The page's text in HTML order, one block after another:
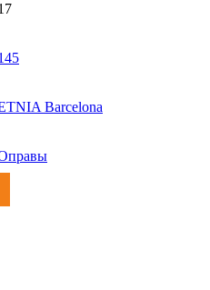
Barcelona